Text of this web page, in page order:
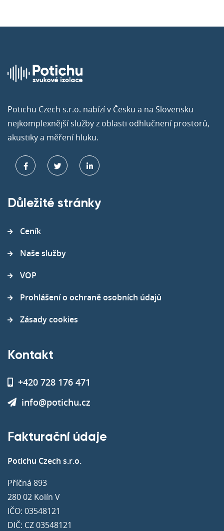
Potichu Czech s.r.o. nabízí v Česku a na Slovensku
nejkomplexnější služby z oblasti odhlučnení prostorů,
akustiky a měření hluku.
Důležité stránky
Ceník
Naše služby
VOP
Prohlášení o ochraně osobních údajů
Zásady cookies
Kontakt
+420 728 176 471
info@potichu.cz
Fakturační údaje
Potichu Czech s.r.o.
Příčná 893
280 02 Kolín V
IČO: 03548121
DIČ: CZ 03548121